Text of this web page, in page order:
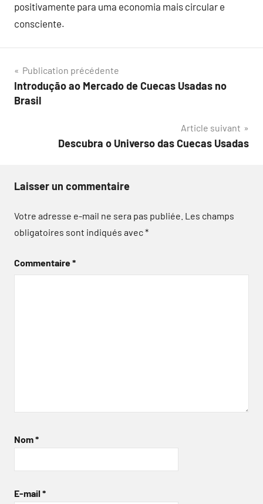
positivamente para uma economia mais circular e
consciente.
Navigation
de
Publication précédente
Introdução ao Mercado de Cuecas Usadas no
Brasil
Article suivant
Descubra o Universo das Cuecas Usadas
Laisser un commentaire
Votre adresse e-mail ne sera pas publiée. Les champs
obligatoires sont indiqués avec*
Commentaire*
Nom*
E-mail *